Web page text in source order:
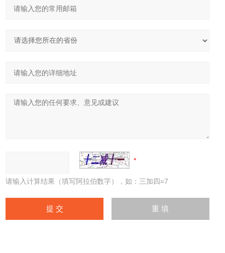
请输入计算结果（填写阿拉伯数字），如：三加四=7